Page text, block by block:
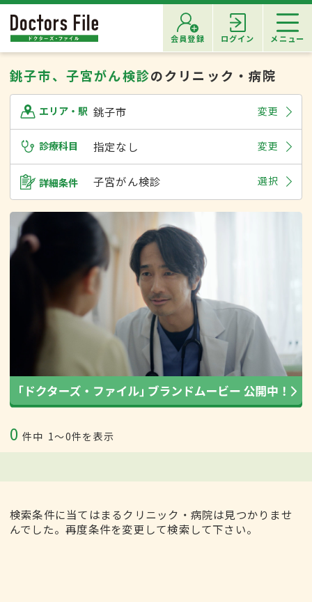
会員登録 ログイン メニュー
銚子市、子宮がん検診のクリニック・病院
エリア・駅 銚子市 変更
診療科目 指定なし 変更
詳細条件 子宮がん検診 選択
0 件中 1〜0件を表示
検索条件に当てはまるクリニック・病院は見つかりませ
んでした。再度条件を変更して検索して下さい。